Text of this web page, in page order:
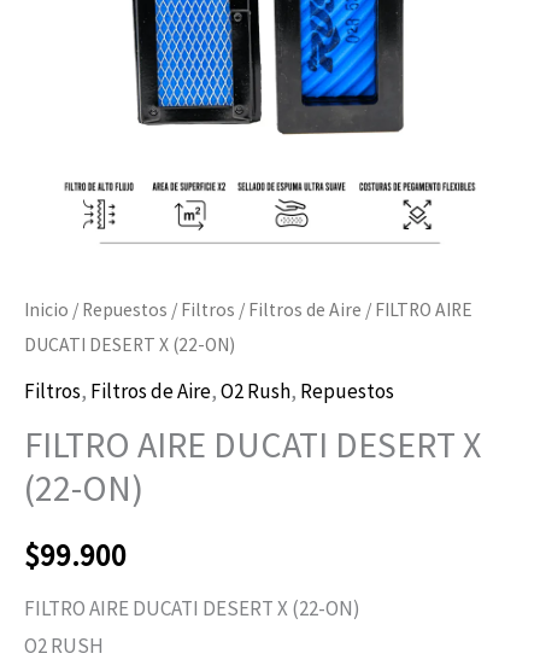
Inicio / Repuestos / Filtros / Filtros de Aire / FILTRO AIRE
DUCATI DESERT X (22-ON)
Filtros, Filtros de Aire,O2 Rush, Repuestos
FILTRO AIRE DUCATI DESERT X
(22-ON)
$99.900
FILTRO AIRE DUCATI DESERT X (22-ON)
O2 RUSH